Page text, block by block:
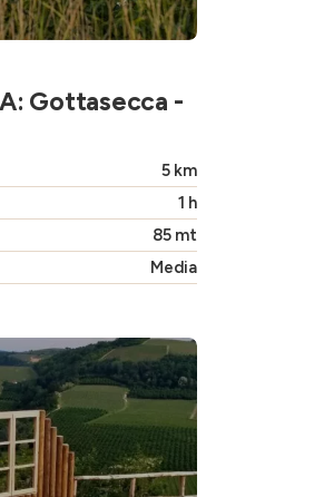
Gottasecca -
5 km
1 h
85 mt
Media